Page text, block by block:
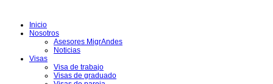
Inicio
Nosotros
Asesores MigrAndes
Noticias
Visas
Visa de trabajo
Visas de graduado